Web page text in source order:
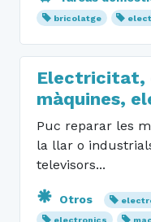
bricolatge
Electricitat,
màquines,
Puc reparar les
la llar o
televisors...
Otros